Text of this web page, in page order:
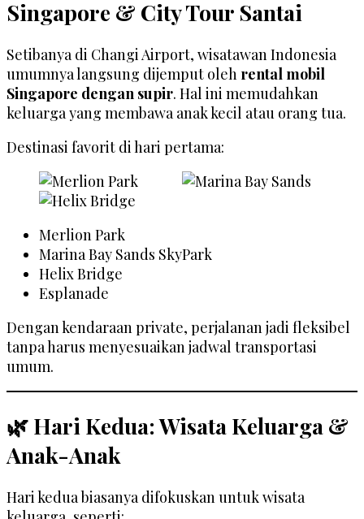
Singapore & City Tour Santai
Setibanya di Changi Airport, wisatawan Indonesia
umumnya langsung dijemput oleh rental mobil
Singapore dengan supir. Hal ini memudahkan
keluarga yang membawa anak kecil atau orang tua.
Destinasi favorit di hari pertama:
Merlion Park
Marina Bay Sands SkyPark
Helix Bridge
Esplanade
Dengan kendaraan private, perjalanan jadi fleksibel
tanpa harus menyesuaikan jadwal transportasi
umum.
🌿 Hari Kedua: Wisata Keluarga &
Anak-Anak
Hari kedua biasanya difokuskan untuk wisata